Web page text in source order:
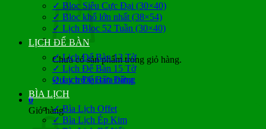
Chưa có sản phẩm trong giỏ hàng.
Quay trở lại cửa hàng
0
Giỏ hàng
✓ Bloc Siêu Cực Đại (30×40)
✓ Bloc khổ lớn nhất (38×54)
✓ Lịch Bloc 52 Tuần (30×40)
LỊCH ĐỂ BÀN
✓ Lịch Để Bàn 13 Tờ
✓ Lịch Để Bàn 15 Tờ
✓ Lịch Để Bàn Đứng
BÌA LỊCH
✓ Bìa Lịch Offet
✓ Bìa Lịch Ép Kim